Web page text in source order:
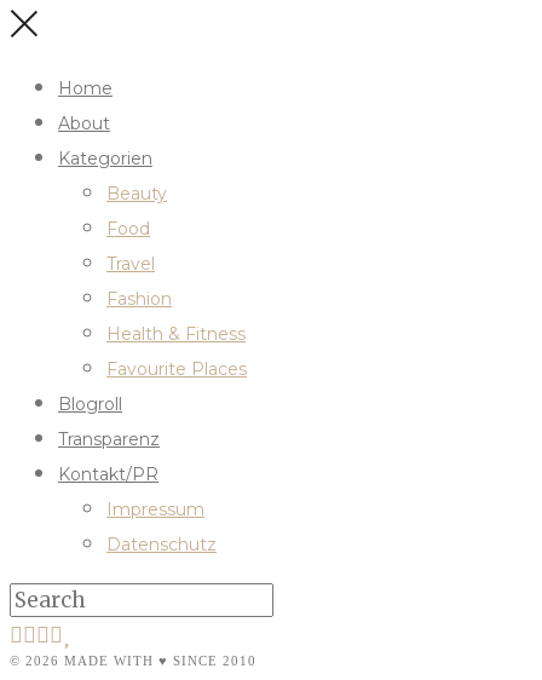
Home
About
Kategorien
Beauty
Food
Travel
Fashion
Health & Fitness
Favourite Places
Blogroll
Transparenz
Kontakt/PR
Impressum
Datenschutz
© 2026 MADE WITH ♥ SINCE 2010